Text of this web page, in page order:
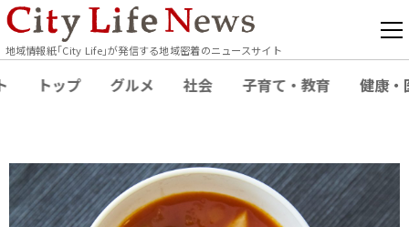
地域情報紙｢City Life｣が発信する地域密着のニュースサイト
トップ グルメ 社会 子育て・教育 健康・